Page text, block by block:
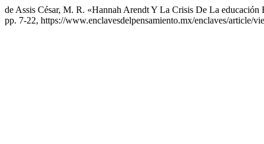
de Assis César, M. R. «Hannah Arendt Y La Crisis De La
pp. 7-22, https://www.enclavesdelpensamiento.mx/enclaves/article/